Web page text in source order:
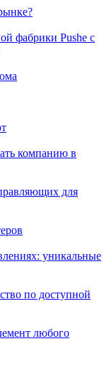
фабрики Pushe с
компанию в
для
уникальные
по доступной
любого